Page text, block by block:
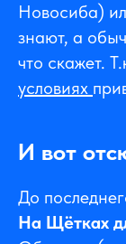
Новосиба)
знают, а
что скажет.
условиях
И вот
До
На Щётках